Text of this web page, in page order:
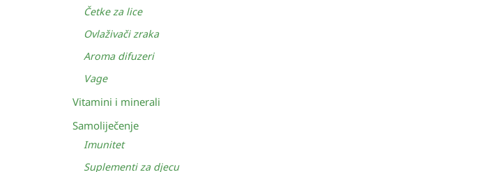
Četke za lice
Ovlaživači zraka
Aroma difuzeri
Vage
Vitamini i minerali
Samoliječenje
Imunitet
Suplementi za djecu